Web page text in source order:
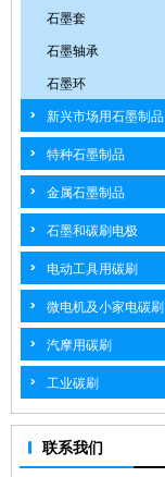
石墨套
石墨轴承
石墨环
新兴市场用石墨制品
特种石墨制品
金属石墨制品
石墨和碳刷电极
电动工具用碳刷
微电机及小家电碳刷
汽摩用碳刷
工业碳刷
联系我们